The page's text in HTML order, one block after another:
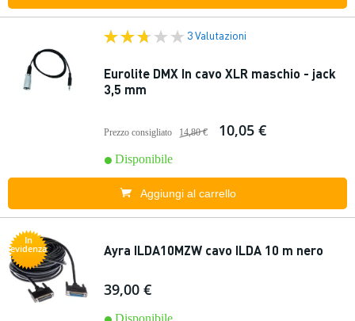
3 Valutazioni
Eurolite DMX In cavo XLR maschio - jack
3,5 mm
Prezzo consigliato 14,80 € 10,05 €
Disponibile
Aggiungi al carrello
In
evidenza Ayra ILDA10MZW cavo ILDA 10 m nero
39,00 €
Disponibile